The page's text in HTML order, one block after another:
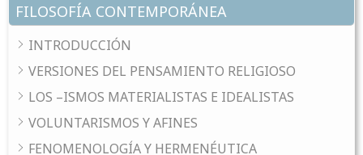
FILOSOFÍA CONTEMPORÁNEA
INTRODUCCIÓN
VERSIONES DEL PENSAMIENTO RELIGIOSO
LOS –ISMOS MATERIALISTAS E IDEALISTAS
VOLUNTARISMOS Y AFINES
FENOMENOLOGÍA Y HERMENÉUTICA